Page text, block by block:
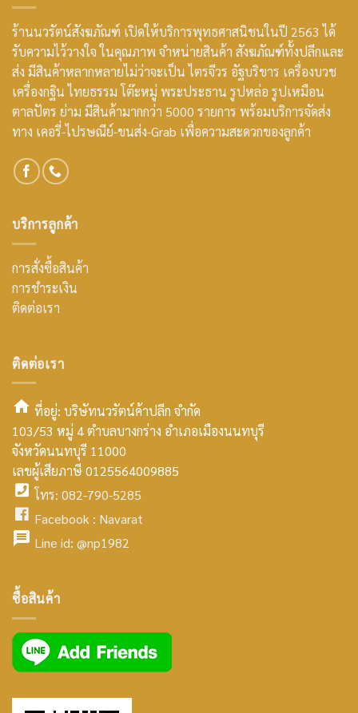
ร้านนวรัตน์สังฆภัณฑ์ เปิดให้บริการพุทธศาสนิชนในปี 2563 ได้
รับความไว้วางใจ ในคุณภาพ จำหน่ายสินค้า สังฆภัณฑ์ทั้งปลีกและ
ส่ง มีสินค้าหลากหลายไม่ว่าจะเป็น ไตรจีวร อัฐบริขาร เครื่องบวช
เครื่องกฐิน ไทยธรรม โต๊ะหมู่ พระประธาน รูปหล่อ รูปเหมือน
ตาลปัตร ย่าม มีสินค้ามากกว่า 5000 รายการ พร้อมบริการจัดส่ง
ทาง เคอรี่-ไปรษณีย์-ขนส่ง-Grab เพื่อความสะดวกของลูกค้า
บริการลูกค้า
การสั่งซื้อสินค้า
การชำระเงิน
ติดต่อเรา
ติดต่อเรา
smt2
home
icon
ที่อยู่: บริษัทนวรัตน์ค้าปลีก จำกัด
103/53 หมู่ 4 ตำบลบางกร่าง อำเภอเมืองนนทบุรี
จังหวัดนนทบุรี 11000
เลขผู้เสียภาษี 0125564009885
facebook
icon
โทร: 082-790-5285
facebook
Facebook : Navarat
icon
Line id: @np1982
ซื้อสินค้า